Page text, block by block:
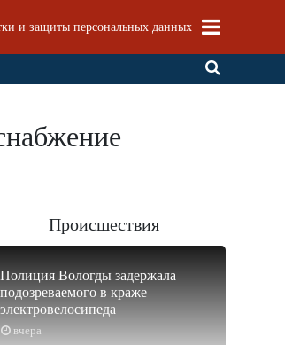
и защиты персональных данных
Происшествия
вчера
Полиция Вологды задержала
подозреваемого в краже
электровелосипеда